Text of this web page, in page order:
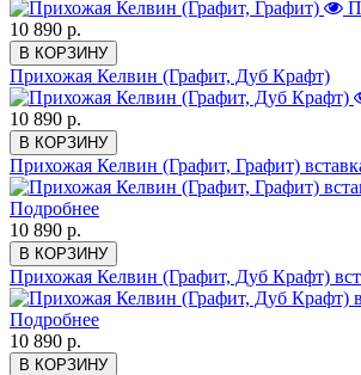
10 890 р.
В КОРЗИНУ
Прихожая Келвин (Графит, Дуб Крафт)
10 890 р.
В КОРЗИНУ
Прихожая Келвин (Графит, Графит)
Подробнее
10 890 р.
В КОРЗИНУ
Прихожая Келвин (Графит, Дуб Крафт)
Подробнее
10 890 р.
В КОРЗИНУ